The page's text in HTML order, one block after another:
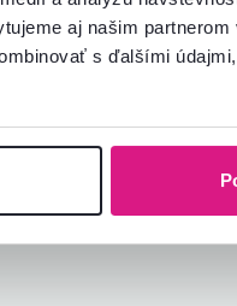
aj našim
s ďalšími